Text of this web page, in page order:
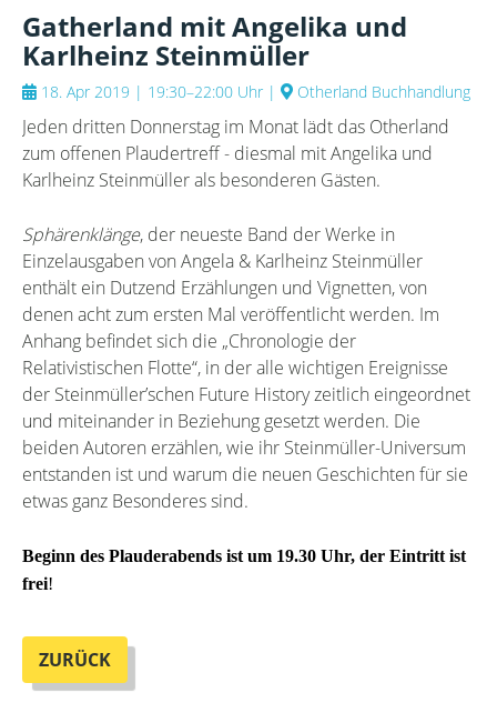
Gatherland mit Angelika und
Karlheinz Steinmüller
18. Apr 2019 | 19:30–22:00 Uhr | Otherland Buchhandlung
Jeden dritten Donnerstag im Monat lädt das Otherland
zum offenen Plaudertreff - diesmal mit Angelika und
Karlheinz Steinmüller als besonderen Gästen.
Sphärenklänge, der neueste Band der Werke in
Einzelausgaben von Angela & Karlheinz Steinmüller
enthält ein Dutzend Erzählungen und Vignetten, von
denen acht zum ersten Mal veröffentlicht werden. Im
Anhang befindet sich die „Chronologie der
Relativistischen Flotte“, in der alle wichtigen Ereignisse
der Steinmüller’schen Future History zeitlich eingeordnet
und miteinander in Beziehung gesetzt werden. Die
beiden Autoren erzählen, wie ihr Steinmüller-Universum
entstanden ist und warum die neuen Geschichten für sie
etwas ganz Besonderes sind.
Beginn des Plauderabends ist um 19.30 Uhr, der Eintritt ist
frei!
ZURÜCK